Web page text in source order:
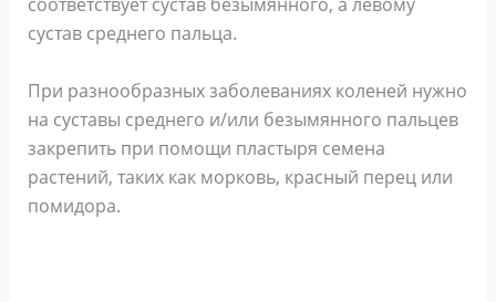
сустав среднего пальца.
При разнообразных заболеваниях коленей нужно
на суставы среднего и/или безымянного пальцев
закрепить при помощи пластыря семена
растений, таких как морковь, красный перец или
помидора.